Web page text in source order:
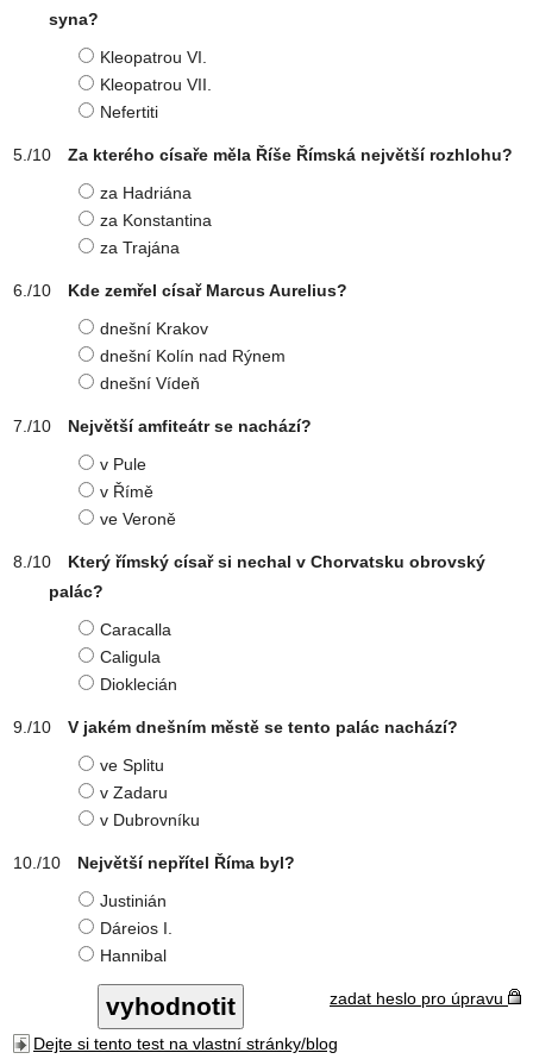
syna?
Kleopatrou VI.
Kleopatrou VII.
Nefertiti
Za kterého císaře měla Říše Římská největší rozhlohu?
za Hadriána
za Konstantina
za Trajána
Kde zemřel císař Marcus Aurelius?
dnešní Krakov
dnešní Kolín nad Rýnem
dnešní Vídeň
Největší amfiteátr se nachází?
v Pule
v Římě
ve Veroně
Který římský císař si nechal v Chorvatsku obrovský
palác?
Caracalla
Caligula
Dioklecián
V jakém dnešním městě se tento palác nachází?
ve Splitu
v Zadaru
v Dubrovníku
Největší nepřítel Říma byl?
Justinián
Dáreios I.
Hannibal
zadat heslo pro úpravu
Dejte si tento test na vlastní stránky/blog